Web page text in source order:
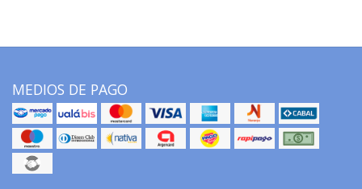
MEDIOS DE PAGO